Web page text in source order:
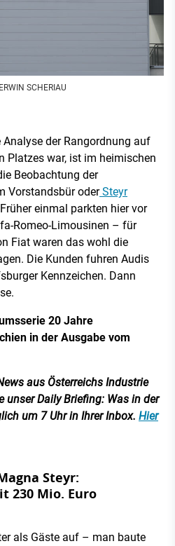
SCHERIAU
der Rangordnung auf
Platzes war, ist im heimischen
Beobachtung der
Vorstandsbür oderSteyr
einmal parkten hier vor
Romeo-Limousinen – für
Fiat waren das wohl die
Die Kunden fuhren Audis
Kennzeichen. Dann
20 Jahre
in der Ausgabe vom
aus Österreichs Industrie
unser Daily Briefing: Was in der
um 7 Uhr in Ihrer Inbox. Hier
Steyr:
230 Mio. Euro
als Gäste auf – man baute